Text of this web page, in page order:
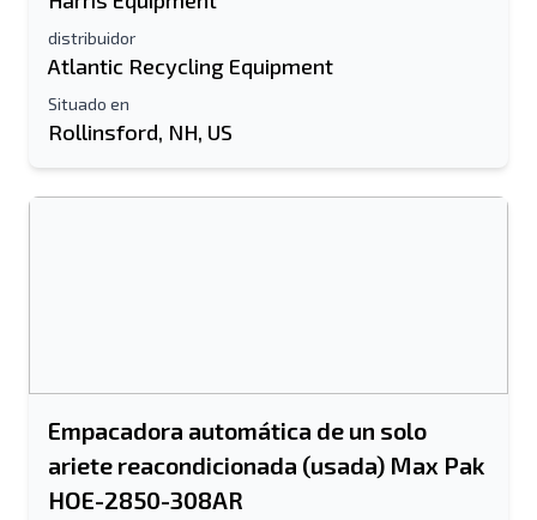
distribuidor
Atlantic Recycling Equipment
Situado en
Rollinsford, NH, US
Empacadora automática de un solo
ariete reacondicionada (usada) Max Pak
HOE-2850-308AR